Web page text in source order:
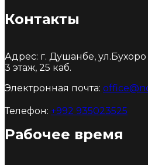
Контакты
Адрес: г. Душанбе,
3 этаж, 25 каб.
Электронная почта:
Телефон: +992 935023525
Рабочее время